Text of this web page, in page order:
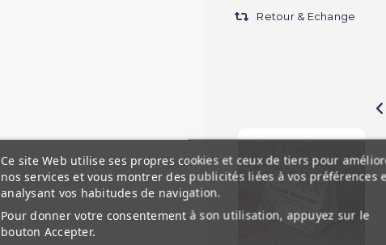
Retour & Echange
Ce site Web utilise ses propres cookies et ceux de tiers pour
nos services et vous montrer des publicités liées à vos préférences
analysant vos habitudes de navigation.
Pour donner votre consentement à son utilisation, appuyez sur le
bouton Accepter.